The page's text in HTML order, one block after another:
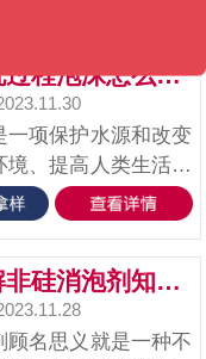
来越高，对涂料的质
求性能好，还要环
泥沙清洗过程泡沫怎么处理？用泥沙清洗消泡剂
一项保护水源和改变
境、提高人类生活质
程；由于河道里的细
染水体，需要进行泥
可达到5亿吨，不及
害水库设施。在泥
一文了解非硅消泡剂知识点
顾名思义就是一种不